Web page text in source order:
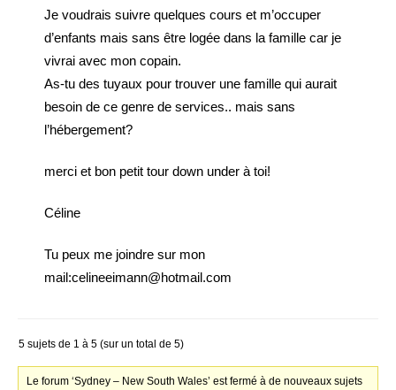
Je voudrais suivre quelques cours et m’occuper
d’enfants mais sans être logée dans la famille car je
vivrai avec mon copain.
As-tu des tuyaux pour trouver une famille qui aurait
besoin de ce genre de services.. mais sans
l’hébergement?
merci et bon petit tour down under à toi!
Céline
Tu peux me joindre sur mon
mail:celineeimann@hotmail.com
5 sujets de 1 à 5 (sur un total de 5)
Le forum ‘Sydney – New South Wales’ est fermé à de nouveaux sujets